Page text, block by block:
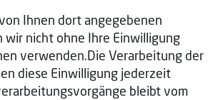
Ihnen dort angegebenen
wir nicht ohne Ihre Einwilligung
verwenden.Die Verarbeitung der
diese Einwilligung jederzeit
bleibt vom